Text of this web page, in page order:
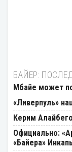
БАЙЕР:
Мбайе может
«Ливерпуль»
Керим
Официально:
«Байера»